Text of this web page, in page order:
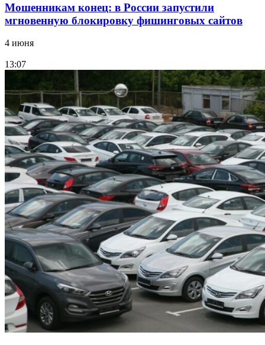
Мошенникам конец: в России запустили
мгновенную блокировку фишинговых сайтов
4 июня
13:07